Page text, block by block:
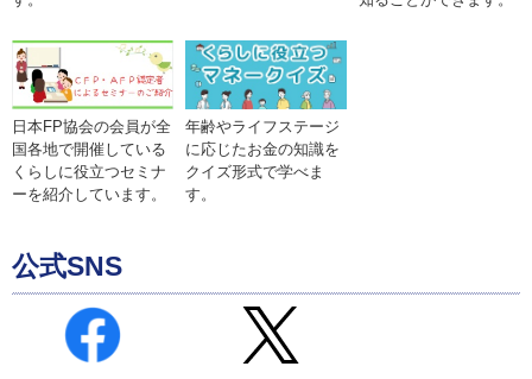
日本FP協会の会員が全
国各地で開催している
くらしに役立つセミナ
ーを紹介しています。
年齢やライフステージ
に応じたお金の知識を
クイズ形式で学べま
す。
公式SNS